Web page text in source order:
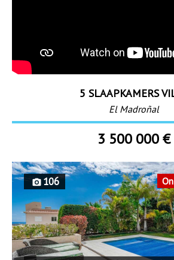
5 SLAAPKAMERS
El Madroñal
3 500 000 €
106